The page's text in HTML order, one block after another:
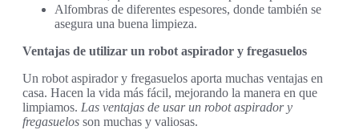
Alfombras de diferentes espesores, donde también se
asegura una buena limpieza.
Ventajas de utilizar un robot aspirador y fregasuelos
Un robot aspirador y fregasuelos aporta muchas ventajas en
casa. Hacen la vida más fácil, mejorando la manera en que
limpiamos. Las ventajas de usar un robot aspirador y
fregasuelos son muchas y valiosas.